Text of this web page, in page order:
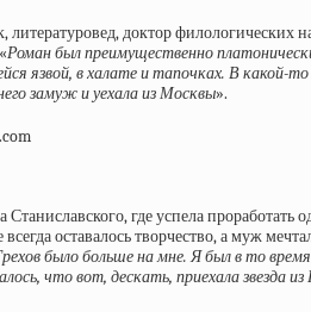
доктор филологических
Роман был преимущественно
язвой, в халате и тапочках. В какой-
замуж и уехала из Москвы».
где успела проработать
оставалось творчество, а муж
было больше на мне. Я был в то
что вот, дескать, приехала звезда